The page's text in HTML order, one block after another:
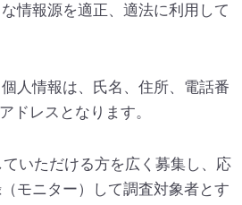
情報源を適正、適法に利用して
人情報は、氏名、住所、電話番
ドレスとなります。
いただける方を広く募集し、応
モニター）して調査対象者とす